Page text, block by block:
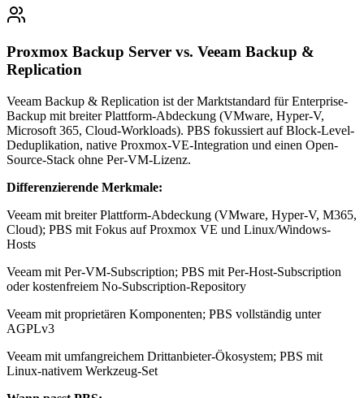
Proxmox Backup Server vs. Veeam Backup &
Replication
Veeam Backup & Replication ist der Marktstandard für Enterprise-
Backup mit breiter Plattform-Abdeckung (VMware, Hyper-V,
Microsoft 365, Cloud-Workloads). PBS fokussiert auf Block-Level-
Deduplikation, native Proxmox-VE-Integration und einen Open-
Source-Stack ohne Per-VM-Lizenz.
Differenzierende Merkmale:
Veeam mit breiter Plattform-Abdeckung (VMware, Hyper-V, M365,
Cloud); PBS mit Fokus auf Proxmox VE und Linux/Windows-
Hosts
Veeam mit Per-VM-Subscription; PBS mit Per-Host-Subscription
oder kostenfreiem No-Subscription-Repository
Veeam mit proprietären Komponenten; PBS vollständig unter
AGPLv3
Veeam mit umfangreichem Drittanbieter-Ökosystem; PBS mit
Linux-nativem Werkzeug-Set